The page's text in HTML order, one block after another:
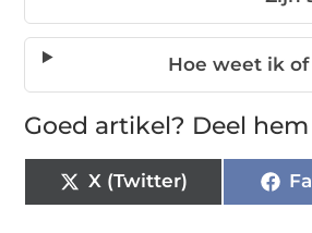
Hoe weet ik
Goed artikel? Deel
X (Twitter)